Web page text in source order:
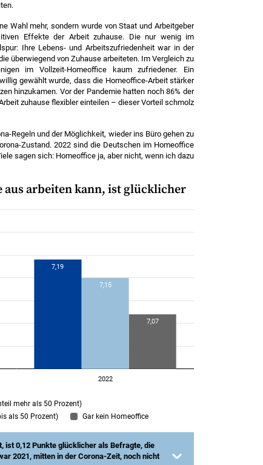
Wahl mehr, sondern wurde von Staat und Arbeitgeber
Effekte der Arbeit zuhause. Die nur wenig im
Ihre Lebens- und Arbeitszufriedenheit war in der
überwiegend von Zuhause arbeiteten. Im Vergleich zu
im Vollzeit-Homeoffice kaum zufriedener. Ein
gewählt wurde, dass die Homeoffice-Arbeit stärker
hinzukamen. Vor der Pandemie hatten noch 86% der
zuhause flexibler einteilen – dieser Vorteil schmolz
Regeln und der Möglichkeit, wieder ins Büro gehen zu
Zustand. 2022 sind die Deutschen im Homeoffice
sagen sich: Homeoffice ja, aber nicht, wenn ich dazu
aus arbeiten kann, ist glücklicher
mehr als 50 Prozent)
als 50 Prozent)
Gar kein Homeoffice
ist 0,12 Punkte glücklicher als Befragte, die
2021, mitten in der Corona-Zeit, noch nicht